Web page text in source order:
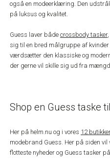
også en modeerklæring. Den
på luksus og kvalitet.
Guess laver både crossbody tasker,
sig til en bred målgruppe af
værdsætter den klassiske og
der gerne vil skille sig ud fra
Shop en Guess taske
Her på helm.nu og i vores 12
modebrand Guess. Her på siden
flotteste nyheder og Guess tasker